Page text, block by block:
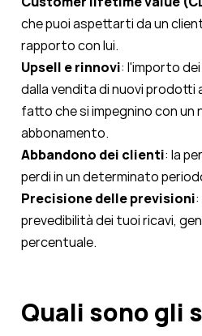
che puoi aspettarti da un
rapporto con lui.
Upsell e rinnovi: l'importo
dalla vendita di nuovi prodotti
fatto che si impegnino con
abbonamento.
Abbandono dei clienti: la
perdi in un determinato
Precisione delle previsioni
prevedibilità dei tuoi ricavi,
percentuale.
Quali sono gli